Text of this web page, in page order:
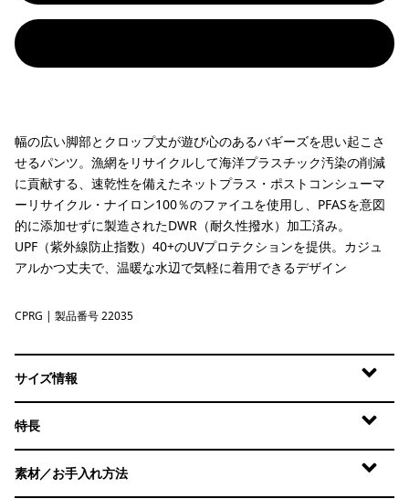
幅の広い脚部とクロップ丈が遊び心のあるバギーズを思い起こさ
せるパンツ。漁網をリサイクルして海洋プラスチック汚染の削減
に貢献する、速乾性を備えたネットプラス・ポストコンシューマ
ーリサイクル・ナイロン100％のファイユを使用し、PFASを意図
的に添加せずに製造されたDWR（耐久性撥水）加工済み。
UPF（紫外線防止指数）40+のUVプロテクションを提供。カジュ
アルかつ丈夫で、温暖な水辺で気軽に着用できるデザイン
Caper Green
CPRG | 製品番号 22035
サイズ情報
特長
素材／お手入れ方法